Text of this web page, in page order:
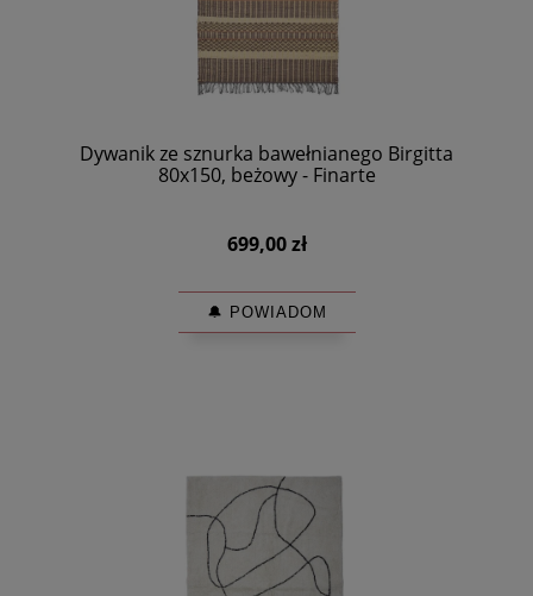
Dywanik ze sznurka bawełnianego Birgitta
80x150, beżowy - Finarte
699,00 zł
🔔 POWIADOM